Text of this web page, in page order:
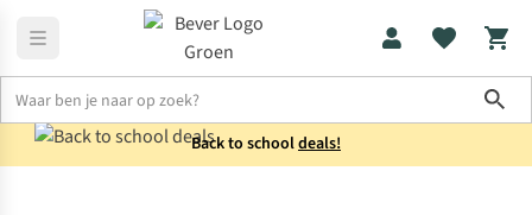
Back to schooldeals!